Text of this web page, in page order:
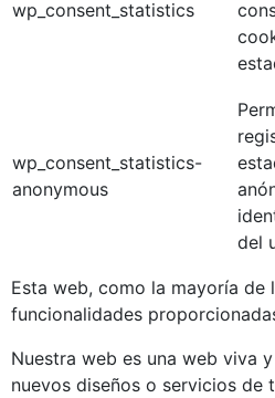
wp_consent_statistics
wp_consent_statistics-
anonymous
del
Esta web, como la mayoría de
funcionalidades
Nuestra web es una web viva
nuevos diseños o servicios de